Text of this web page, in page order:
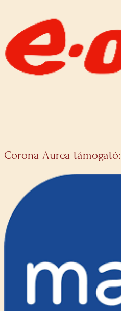
Corona Aurea támogató: